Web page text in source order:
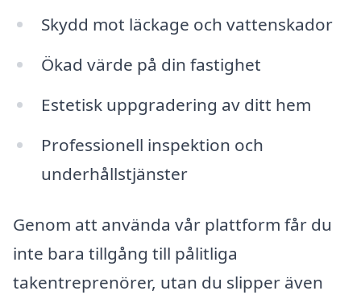
Skydd mot läckage och vattenskador
Ökad värde på din fastighet
Estetisk uppgradering av ditt hem
Professionell inspektion och
underhållstjänster
Genom att använda vår plattform får du
inte bara tillgång till pålitliga
takentreprenörer, utan du slipper även